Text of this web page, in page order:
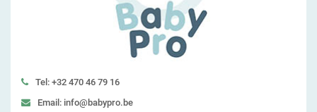
Tel: +32 470 46 79 16
Email: info@babypro.be